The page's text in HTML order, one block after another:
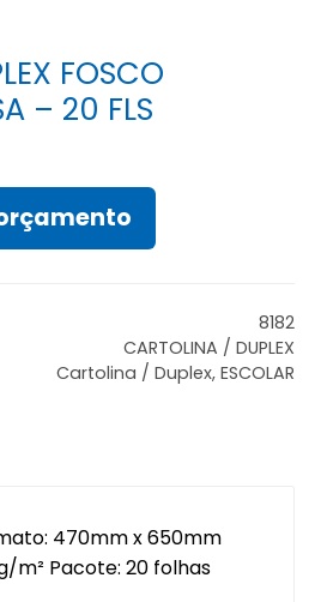
FOSCO
– 20 FLS
8182
CARTOLINA / DUPLEX
Cartolina / Duplex, ESCOLAR
470mm x 650mm
m² Pacote: 20 folhas